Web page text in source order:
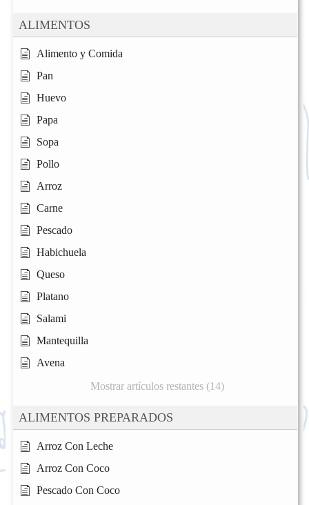
ALIMENTOS
Alimento y Comida
Pan
Huevo
Papa
Sopa
Pollo
Arroz
Carne
Pescado
Habichuela
Queso
Platano
Salami
Mantequilla
Avena
Mostrar artículos restantes (14)
ALIMENTOS PREPARADOS
Arroz Con Leche
Arroz Con Coco
Pescado Con Coco